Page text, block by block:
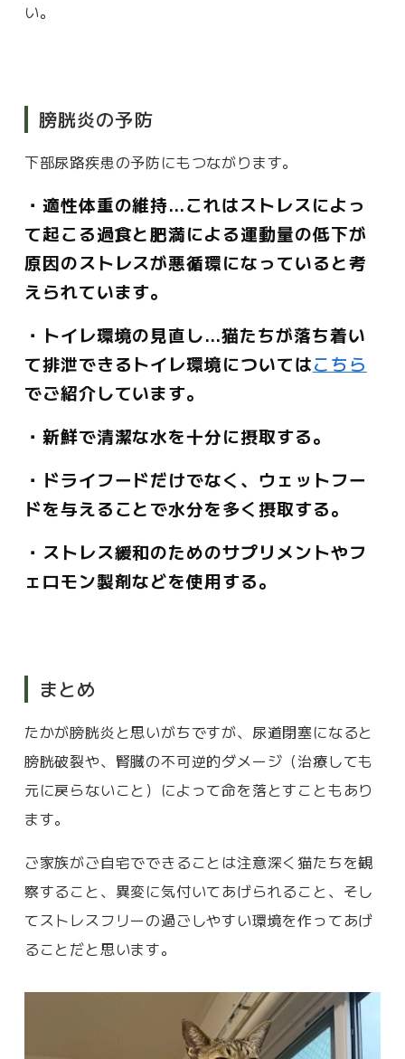
い。
膀胱炎の予防
下部尿路疾患の予防にもつながります。
・適性体重の維持…これはストレスによっ
て起こる過食と肥満による運動量の低下が
原因のストレスが悪循環になっていると考
えられています。
・トイレ環境の見直し…猫たちが落ち着い
て排泄できるトイレ環境についてはこちら
でご紹介しています。
・新鮮で清潔な水を十分に摂取する。
・ドライフードだけでなく、ウェットフー
ドを与えることで水分を多く摂取する。
・ストレス緩和のためのサプリメントやフ
ェロモン製剤などを使用する。
まとめ
たかが膀胱炎と思いがちですが、尿道閉塞になると
膀胱破裂や、腎臓の不可逆的ダメージ（治療しても
元に戻らないこと）によって命を落とすこともあり
ます。
ご家族がご自宅でできることは注意深く猫たちを観
察すること、異変に気付いてあげられること、そし
てストレスフリーの過ごしやすい環境を作ってあげ
ることだと思います。